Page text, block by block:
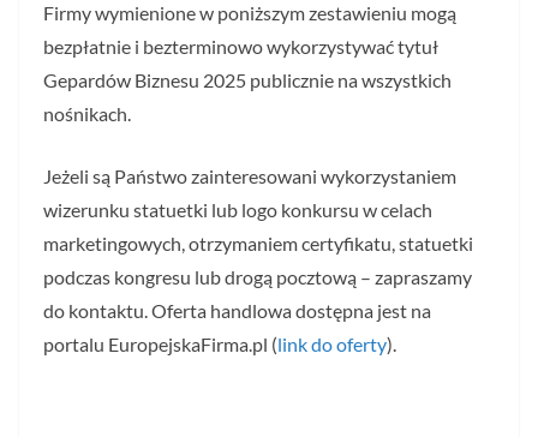
Firmy wymienione w poniższym zestawieniu mogą
bezpłatnie i bezterminowo wykorzystywać tytuł
Gepardów Biznesu 2025 publicznie na wszystkich
nośnikach.
Jeżeli są Państwo zainteresowani wykorzystaniem
wizerunku statuetki lub logo konkursu w celach
marketingowych, otrzymaniem certyfikatu, statuetki
podczas kongresu lub drogą pocztową – zapraszamy
do kontaktu. Oferta handlowa dostępna jest na
portalu EuropejskaFirma.pl (link do oferty).